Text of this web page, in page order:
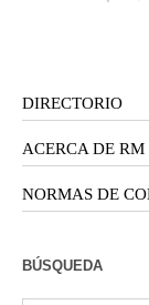
DIRECTORIO
ACERCA DE RM
NORMAS DE
BÚSQUEDA